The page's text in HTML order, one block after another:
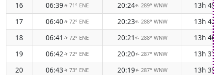
16
06:39↑71° ENE 20:24↑ 289° WNW
13h
17
06:40↑72° ENE 20:23↑ 288° WNW
13h
18
06:41 ↑72° ENE 20:21 ↑ 288° WNW
13h
19
06:42↑72° ENE 20:20↑ 287° WNW
13h
20
06:43↑73° ENE 20:19↑ 287° WNW
13h